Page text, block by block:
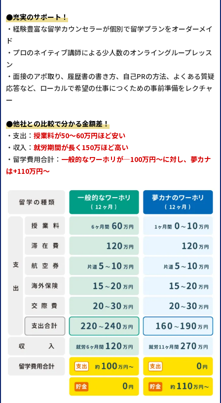
●充実のサポート！
・経験豊富な留学カウンセラーが個別で留学プランをオーダーメイ
ド
・プロのネイティブ講師による少人数のオンライングループレッス
ン
・面接のアポ取り、履歴書の書き方、自己PRの方法、よくある質疑
応答など、ローカルで希望の仕事につくための事前準備をレクチャ
ー
●他社との比較で分かる金額差！
・支出： 授業料が50～60万円ほど安い
・収入： 就労期間が長く150万ほど高い
・留学費用合計： 一般的なワーホリが―100万円～に対し、夢カナ
は+110万円～